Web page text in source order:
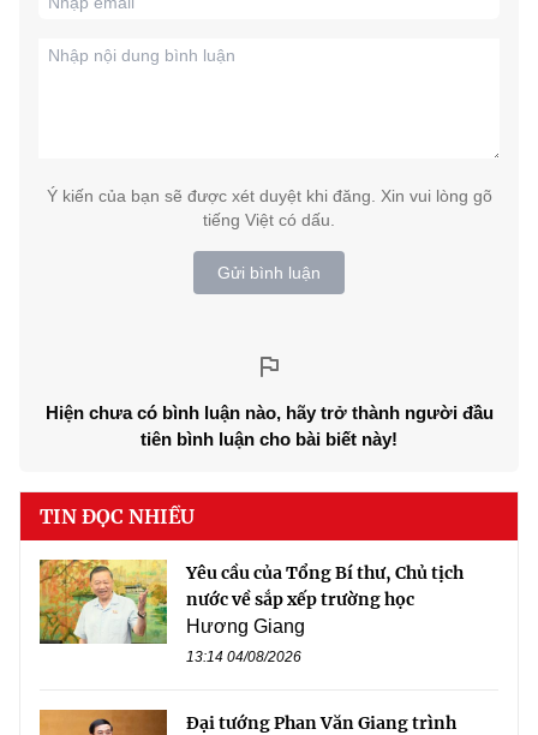
Ý kiến của bạn sẽ được xét duyệt khi đăng. Xin vui lòng gõ
tiếng Việt có dấu.
Gửi bình luận
Hiện chưa có bình luận nào, hãy trở thành người đầu
tiên bình luận cho bài biết này!
TIN ĐỌC NHIỀU
Yêu cầu của Tổng Bí thư, Chủ tịch
nước về sắp xếp trường học
Hương Giang
13:14 04/08/2026
Đại tướng Phan Văn Giang trình